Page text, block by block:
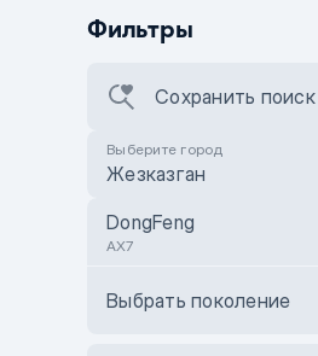
Фильтры
Сохранить поиск
Выберите город
Жезказган
DongFeng
AX7
Выбрать поколение